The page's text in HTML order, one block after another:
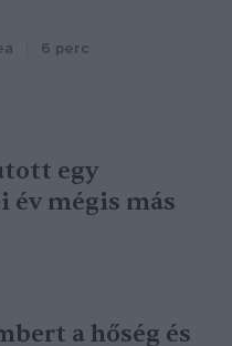
6 perc
egy
év mégis más
a hőség és